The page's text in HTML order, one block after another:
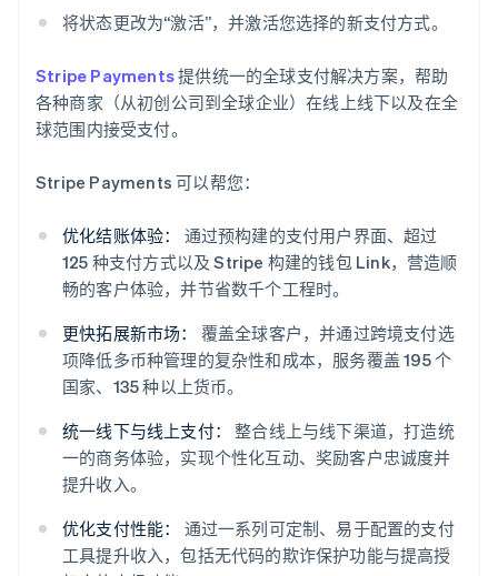
将状态更改为“激活”，并激活您选择的新支付方式。
Stripe Payments提供统一的全球支付解决方案，帮助
各种商家（从初创公司到全球企业）在线上线下以及在全
球范围内接受支付。
Stripe Payments 可以帮您：
优化结账体验：
通过预构建的支付用户界面、超过
125 种支付方式以及 Stripe 构建的钱包 Link，营造顺
畅的客户体验，并节省数千个工程时。
更快拓展新市场：
覆盖全球客户，并通过跨境支付选
项降低多币种管理的复杂性和成本，服务覆盖 195 个
国家、135 种以上货币。
统一线下与线上支付：
整合线上与线下渠道，打造统
一的商务体验，实现个性化互动、奖励客户忠诚度并
提升收入。
优化支付性能：
通过一系列可定制、易于配置的支付
工具提升收入，包括无代码的欺诈保护功能与提高授
阿联酋
爱尔兰
English